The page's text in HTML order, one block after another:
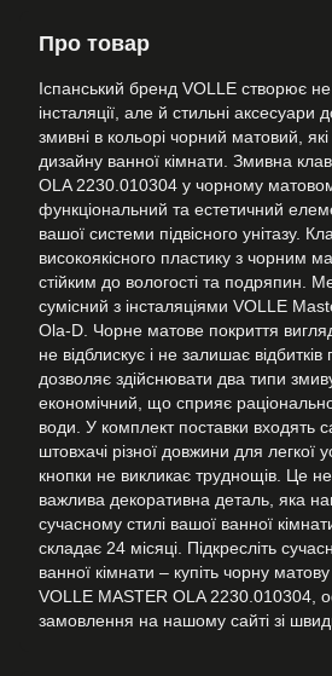
Про товар
Іспанський бренд VOLLE створює не
інсталяції, але й стильні аксесуари
змивні в кольорі чорний матовий,
дизайну ванної кімнати. Змивна
OLA 2230.010304 у чорному
функціональний та естетичний
вашої системи підвісного унітазу.
високоякісного пластику з чорним
стійким до вологості та подряпин.
сумісний з інсталяціями VOLLE
Ola-D. Чорне матове покриття
не відблискує і не залишає
дозволяє здійснювати два типи
економічний, що сприяє
води. У комплект поставки входять
штовхачі різної довжини для легкої
кнопки не викликає труднощів. Це
важлива декоративна деталь, яка
сучасному стилі вашої ванної
складає 24 місяці. Підкресліть
ванної кімнати – купіть чорну
VOLLE MASTER OLA 2230.010304,
замовлення на нашому сайті зі